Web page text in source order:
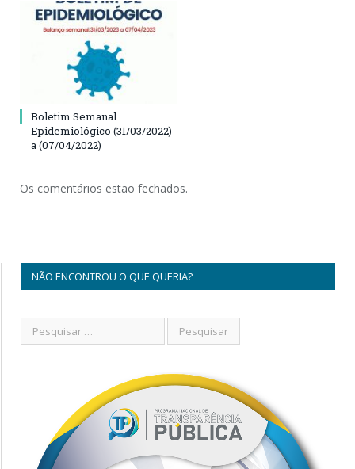
Boletim Semanal
Epidemiológico (31/03/2022)
a (07/04/2022)
Os comentários estão fechados.
NÃO ENCONTROU O QUE QUERIA?